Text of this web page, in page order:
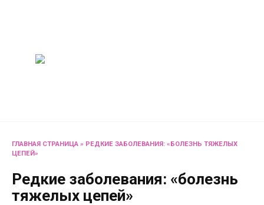
ГЛАВНАЯ СТРАНИЦА » РЕДКИЕ ЗАБОЛЕВАНИЯ: «БОЛЕЗНЬ ТЯЖЕЛЫХ
ЦЕПЕЙ»
Редкие заболевания: «болезнь
тяжелых цепей»